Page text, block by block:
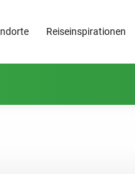
Reiseinspirationen